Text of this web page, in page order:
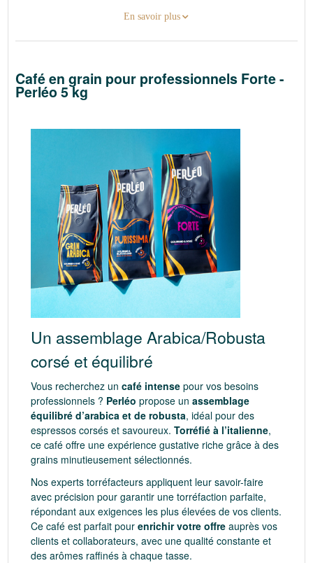
En savoir plus
Café en grain pour professionnels Forte -
Perléo 5 kg
Un assemblage Arabica/Robusta
corsé et équilibré
Vous recherchez un café intense pour vos besoins
professionnels ? Perléo propose un assemblage
équilibré d’arabica et de robusta, idéal pour des
espressos corsés et savoureux. Torréfié à l’italienne,
ce café offre une expérience gustative riche grâce à des
grains minutieusement sélectionnés.
Nos experts torréfacteurs appliquent leur savoir-faire
avec précision pour garantir une torréfaction parfaite,
répondant aux exigences les plus élevées de vos clients.
Ce café est parfait pour enrichir votre offre auprès vos
clients et collaborateurs, avec une qualité constante et
des arômes raffinés à chaque tasse.